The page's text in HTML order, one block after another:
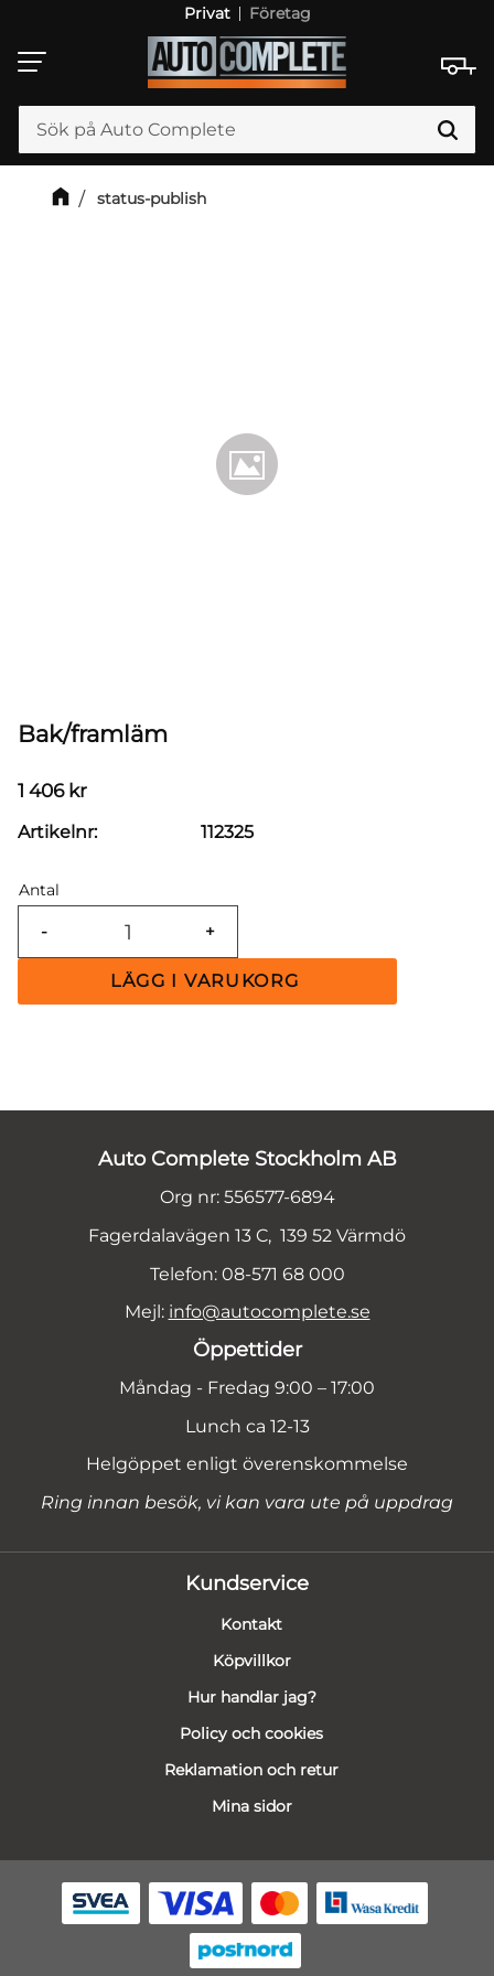
Meny
Privat Företag
status-publish
Bak/framläm
1 406kr
Antal
+
-
Artikelnr 112325
Auto Complete Stockholm AB
Org nr: 556577-6894
Fagerdalavägen 13 C, 139 52 Värmdö
Telefon: 08-571 68 000
Mejl: info@autocomplete.se
Öppettider
Måndag - Fredag 9:00 – 17:00
Lunch ca 12-13
Helgöppet enligt överenskommelse
Ring innan besök, vi kan vara ute på uppdrag
Kundservice
Kontakt
Köpvillkor
Hur handlar jag?
Policy och cookies
Reklamation och retur
Mina sidor